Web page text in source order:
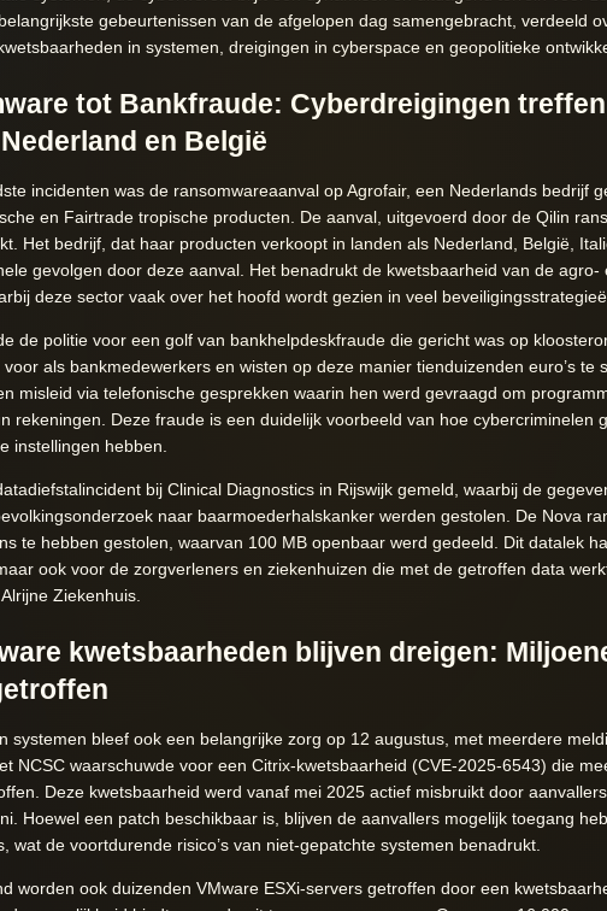
gebeurtenissen van de afgelopen dag samengebracht, verdeeld
in systemen, dreigingen in cyberspace en geopolitieke
tot Bankfraude: Cyberdreigingen
en België
incidenten was de ransomwareaanval op Agrofair, een Nederlands bedrijf
en Fairtrade tropische producten. De aanval, uitgevoerd door de Qilin
Het bedrijf, dat haar producten verkoopt in landen als Nederland, België,
gevolgen door deze aanval. Het benadrukt de kwetsbaarheid van de
deze sector vaak over het hoofd wordt gezien in veel
de politie voor een golf van bankhelpdeskfraude die gericht was op
als bankmedewerkers en wisten op deze manier tienduizenden euro’s te
misleid via telefonische gesprekken waarin hen werd gevraagd om
rekeningen. Deze fraude is een duidelijk voorbeeld van hoe cybercriminelen
instellingen hebben.
bij Clinical Diagnostics in Rijswijk gemeld, waarbij de
naar baarmoederhalskanker werden gestolen. De Nova
te hebben gestolen, waarvan 100 MB openbaar werd gedeeld. Dit datalek
ook voor de zorgverleners en ziekenhuizen die met de getroffen data
Ziekenhuis.
kwetsbaarheden blijven dreigen:
systemen bleef ook een belangrijke zorg op 12 augustus, met meerdere
NCSC waarschuwde voor een Citrix-kwetsbaarheid (CVE-2025-6543) die
Deze kwetsbaarheid werd vanaf mei 2025 actief misbruikt door
Hoewel een patch beschikbaar is, blijven de aanvallers mogelijk toegang
wat de voortdurende risico’s van niet-gepatchte systemen benadrukt.
worden ook duizenden VMware ESXi-servers getroffen door een